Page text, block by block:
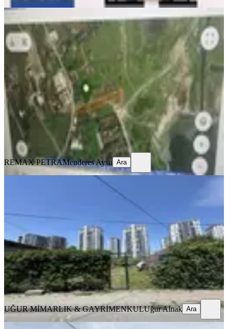
YOLA YAKIN
Avcılar Firuzköy'de Satılık 1400 M²
Yatırımlık Tarla
Avcılar, Firuzköy Mahallesi
1400 m² · Elektrik Hattı, Su Hattı · 4.857/m²·
17.07.2026
6.800.000 ₺
REMAX PETRA Menderes Aysu
Ara
REMAX PETRAMenderes Aysu Ara
Yatırımlık! Tahtakale'de 240 M2 Arsa
Avcılar, Tahtakale Mahallesi
240 m²·27.083/m²·23.06.2026
6.500.000 ₺
UĞUR MİMARLIK & GAYRİMENKULUğur Alnak
Ara
UĞUR MİMARLIK & GAYRİMENKULUğur Alnak Ara